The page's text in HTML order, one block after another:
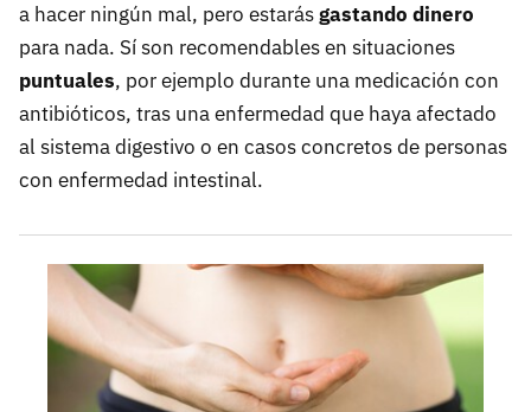
a hacer ningún mal, pero estarásgastando dinero
para nada. Sí son recomendables en situaciones
puntuales, por ejemplo durante una medicación con
antibióticos, tras una enfermedad que haya afectado
al sistema digestivo o en casos concretos de personas
con enfermedad intestinal.